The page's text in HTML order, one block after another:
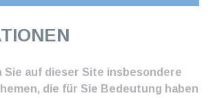
Sie auf dieser Site insbesondere
die für Sie Bedeutung haben